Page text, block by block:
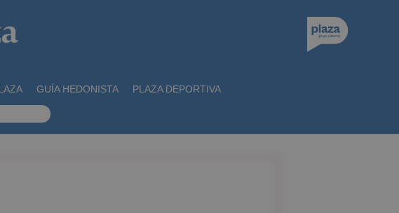
GUÍA HEDONISTA PLAZA DEPORTIVA